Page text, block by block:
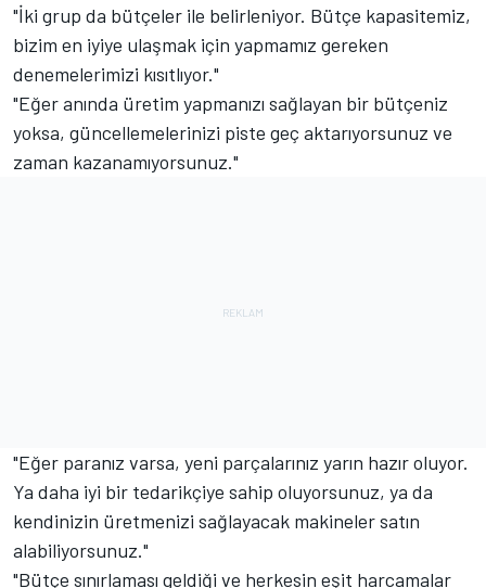
"İki grup da bütçeler ile belirleniyor. Bütçe kapasitemiz,
bizim en iyiye ulaşmak için yapmamız gereken
denemelerimizi kısıtlıyor."
"Eğer anında üretim yapmanızı sağlayan bir bütçeniz
yoksa, güncellemelerinizi piste geç aktarıyorsunuz ve
zaman kazanamıyorsunuz."
"Eğer paranız varsa, yeni parçalarınız yarın hazır oluyor.
Ya daha iyi bir tedarikçiye sahip oluyorsunuz, ya da
kendinizin üretmenizi sağlayacak makineler satın
alabiliyorsunuz."
"Bütçe sınırlaması geldiği ve herkesin eşit harcamalar